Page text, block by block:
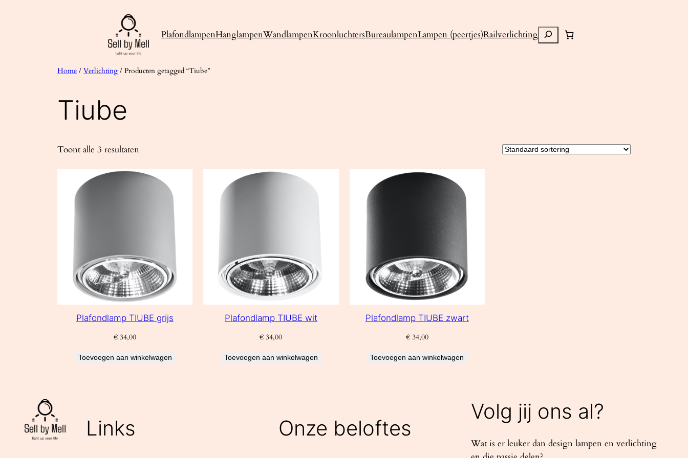
PlafondlampenHanglampenWandlampenKroonluchtersBureaulampenLampen (peertjes)RailverlichtingZoeken
Home / Verlichting / Producten getagged “Tiube”
Tiube
Toont alle 3 resultaten
Plafondlamp TIUBE grijs
€ 34,00
Toevoegen aan winkelwagen
Plafondlamp TIUBE wit
€ 34,00
Toevoegen aan winkelwagen
Plafondlamp TIUBE zwart
€34,00
Toevoegen aan winkelwagen
Links Onze beloftes
Volg jij ons al?
Wat is er leuker dan design lampen en verlichting